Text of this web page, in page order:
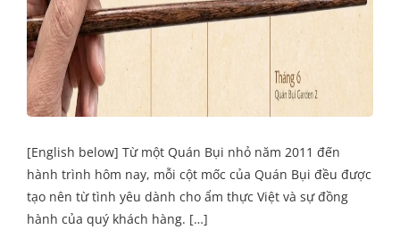
[English below] Từ một Quán Bụi nhỏ năm 2011 đến
hành trình hôm nay, mỗi cột mốc của Quán Bụi đều được
tạo nên từ tình yêu dành cho ẩm thực Việt và sự đồng
hành của quý khách hàng. […]